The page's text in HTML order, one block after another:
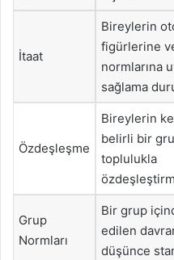
İtaat
Bireylerin
figürlerine
normlarına
sağlama
Özdeşleşme
Bireylerin
belirli bir
toplulukla
Grup
Normları
Bir grup
edilen
düşünce